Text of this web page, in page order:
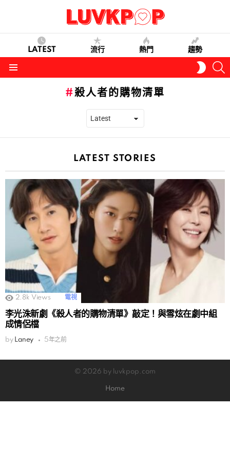
LATEST 流行 熱門 趨勢
SKIN
殺人者的購物清單
LATEST STORIES
2.8k Views 電視
李光洙新劇《殺人者的購物清單》敲定！與雪炫在劇中組
成情侶檔
by Laney 5年之前
© 2026 by luvkpop.com
Home